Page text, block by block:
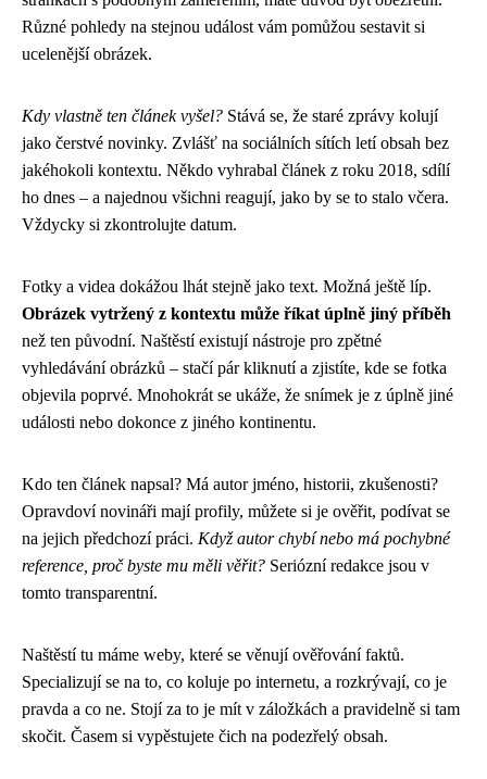
Různé pohledy na stejnou událost vám pomůžou sestavit si
ucelenější obrázek.
Kdy vlastně ten článek vyšel? Stává se, že staré zprávy kolují
jako čerstvé novinky. Zvlášť na sociálních sítích letí obsah bez
jakéhokoli kontextu. Někdo vyhrabal článek z roku 2018, sdílí
ho dnes – a najednou všichni reagují, jako by se to stalo včera.
Vždycky si zkontrolujte datum.
Fotky a videa dokážou lhát stejně jako text. Možná ještě líp.
Obrázek vytržený z kontextu může říkat úplně jiný příběh
než ten původní. Naštěstí existují nástroje pro zpětné
vyhledávání obrázků – stačí pár kliknutí a zjistíte, kde se fotka
objevila poprvé. Mnohokrát se ukáže, že snímek je z úplně jiné
události nebo dokonce z jiného kontinentu.
Kdo ten článek napsal? Má autor jméno, historii, zkušenosti?
Opravdoví novináři mají profily, můžete si je ověřit, podívat se
na jejich předchozí práci. Když autor chybí nebo má pochybné
reference, proč byste mu měli věřit? Seriózní redakce jsou v
tomto transparentní.
Naštěstí tu máme weby, které se věnují ověřování faktů.
Specializují se na to, co koluje po internetu, a rozkrývají, co je
pravda a co ne. Stojí za to je mít v záložkách a pravidelně si tam
skočit. Časem si vypěstujete čich na podezřelý obsah.